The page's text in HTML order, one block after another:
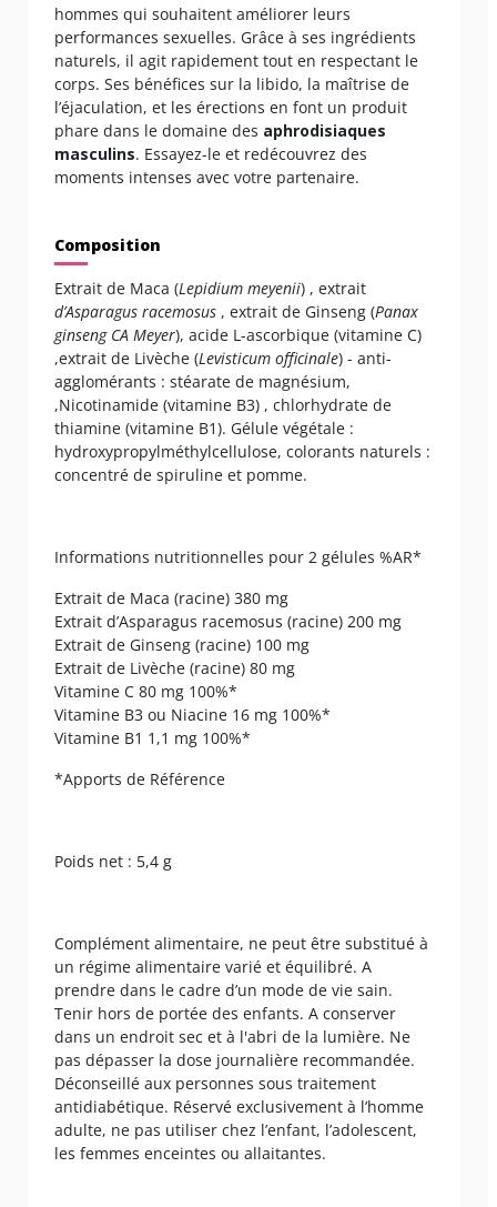
hommes qui souhaitent améliorer leurs
performances sexuelles. Grâce à ses ingrédients
naturels, il agit rapidement tout en respectant le
corps. Ses bénéfices sur la libido, la maîtrise de
l’éjaculation, et les érections en font un produit
phare dans le domaine des aphrodisiaques
masculins. Essayez-le et redécouvrez des
moments intenses avec votre partenaire.
Composition
Extrait de Maca (Lepidium meyenii) , extrait
d’Asparagus racemosus , extrait de Ginseng (Panax
ginseng CA Meyer), acide L-ascorbique (vitamine C)
,extrait de Livèche (Levisticum officinale) - anti-
agglomérants : stéarate de magnésium,
,Nicotinamide (vitamine B3) , chlorhydrate de
thiamine (vitamine B1). Gélule végétale :
hydroxypropylméthylcellulose, colorants naturels :
concentré de spiruline et pomme.
Informations nutritionnelles pour 2 gélules %AR*
Extrait de Maca (racine) 380 mg
Extrait d’Asparagus racemosus (racine) 200 mg
Extrait de Ginseng (racine) 100 mg
Extrait de Livèche (racine) 80 mg
Vitamine C 80 mg 100%*
Vitamine B3 ou Niacine 16 mg 100%*
Vitamine B1 1,1 mg 100%*
*Apports de Référence
Poids net : 5,4 g
Complément alimentaire, ne peut être substitué à
un régime alimentaire varié et équilibré. A
prendre dans le cadre d’un mode de vie sain.
Tenir hors de portée des enfants. A conserver
dans un endroit sec et à l'abri de la lumière. Ne
pas dépasser la dose journalière recommandée.
Déconseillé aux personnes sous traitement
antidiabétique. Réservé exclusivement à l’homme
adulte, ne pas utiliser chez l’enfant, l’adolescent,
les femmes enceintes ou allaitantes.